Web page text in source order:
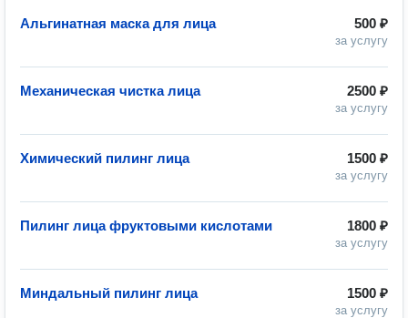
500 ₽
за услугу
Альгинатная маска для лица
2500 ₽
за услугу
Механическая чистка лица
1500 ₽
за услугу
Химический пилинг лица
1800 ₽
за услугу
Пилинг лица фруктовыми кислотами
1500 ₽
за услугу
Миндальный пилинг лица